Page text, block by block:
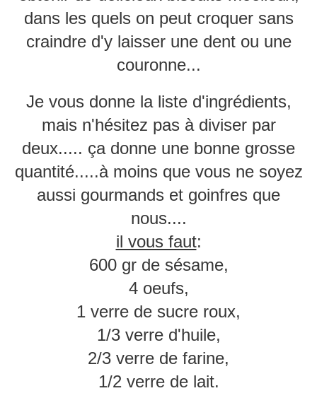
dans les quels on peut croquer sans
craindre d'y laisser une dent ou une
couronne...
Je vous donne la liste d'ingrédients,
mais n'hésitez pas à diviser par
deux..... ça donne une bonne grosse
quantité.....à moins que vous ne soyez
aussi gourmands et goinfres que
nous....
il vous faut:
600 gr de sésame,
4 oeufs,
1 verre de sucre roux,
1/3 verre d'huile,
2/3 verre de farine,
1/2 verre de lait.